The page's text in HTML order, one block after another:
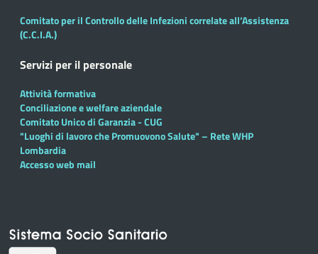
Comitato per il Controllo delle Infezioni correlate all’Assistenza
(C.C.I.A.)
Servizi per il personale
Attività formativa
Conciliazione e welfare aziendale
Comitato Unico di Garanzia - CUG
"Luoghi di lavoro che Promuovono Salute" – Rete WHP
Lombardia
Accesso web mail